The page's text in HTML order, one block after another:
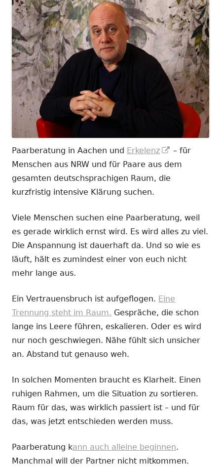
Paarberatung in Aachen und Erkelenz
In
neuem
– für
Menschen aus NRW und für Paare aus dem
gesamten deutschsprachigen Raum, die
kurzfristig intensive Klärung suchen.
Viele Menschen suchen eine Paarberatung, weil
es gerade wirklich ernst wird. Es wird alles zu viel.
Die Anspannung ist dauerhaft da. Und so wie es
läuft, hält es zumindest einer von euch nicht
mehr lange aus.
Ein Vertrauensbruch ist aufgeflogen. Eine
Trennung steht im Raum. Gespräche, die schon
lange ins Leere führen, eskalieren. Oder es wird
nur noch geschwiegen. Nähe fühlt sich unsicher
an. Abstand tut genauso weh.
In solchen Momenten braucht es Klarheit. Einen
ruhigen Rahmen, um die Situation zu sortieren.
Raum für das, was wirklich passiert ist – und für
das, was jetzt entschieden werden muss.
Paarberatung kann auch alleine beginnen.
Manchmal will der Partner nicht mitkommen.